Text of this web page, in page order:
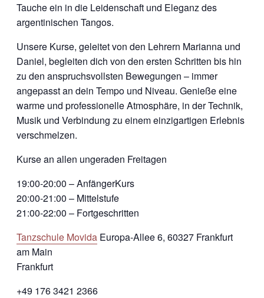
Tauche ein in die Leidenschaft und Eleganz des
argentinischen Tangos.
Unsere Kurse, geleitet von den Lehrern Marianna und
Daniel, begleiten dich von den ersten Schritten bis hin
zu den anspruchsvollsten Bewegungen – immer
angepasst an dein Tempo und Niveau. Genieße eine
warme und professionelle Atmosphäre, in der Technik,
Musik und Verbindung zu einem einzigartigen Erlebnis
verschmelzen.
Kurse an allen ungeraden Freitagen
19:00-20:00 – AnfängerKurs
20:00-21:00 – Mittelstufe
21:00-22:00 – Fortgeschritten
Tanzschule Movida Europa-Allee 6, 60327 Frankfurt
am Main
Frankfurt
+49 176 3421 2366